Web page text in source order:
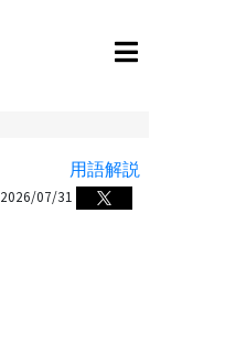
用語解説
2026/07/31